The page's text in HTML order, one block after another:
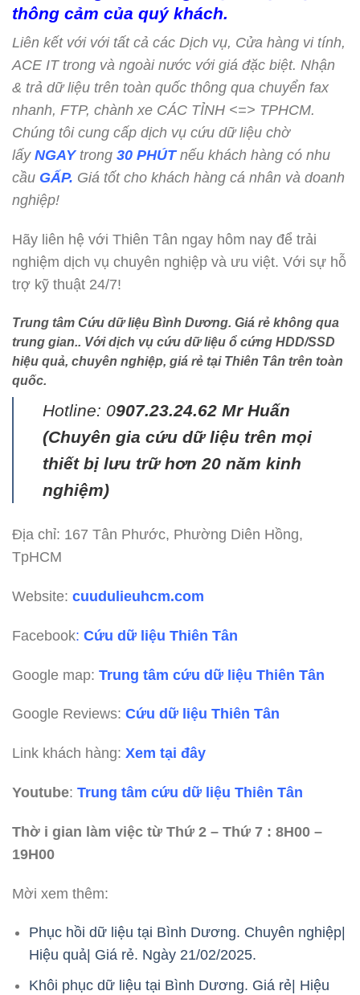
thông cảm của quý khách.
Liên kết với với tất cả các Dịch vụ, Cửa hàng vi tính,
ACE IT trong và ngoài nước với giá đặc biệt. Nhận
& trả dữ liệu trên toàn quốc thông qua chuyển fax
nhanh, FTP, chành xe CÁC TỈNH <=> TPHCM.
Chúng tôi cung cấp dịch vụ cứu dữ liệu chờ
lấy NGAYtrong 30 PHÚTnếu khách hàng có nhu
cầu GẤP. Giá tốt cho khách hàng cá nhân và doanh
nghiệp!
Hãy liên hệ với Thiên Tân ngay hôm nay để trải
nghiệm dịch vụ chuyên nghiệp và ưu việt. Với sự hỗ
trợ kỹ thuật 24/7!
Trung tâm Cứu dữ liệu Bình Dương. Giá rẻ không qua
trung gian.. Với dịch vụ cứu dữ liệu ổ cứng HDD/SSD
hiệu quả, chuyên nghiệp, giá rẻ tại Thiên Tân trên toàn
quốc.
Hotline: 0907.23.24.62 Mr Huấn
(Chuyên gia cứu dữ liệu trên mọi
thiết bị lưu trữ hơn 20 năm kinh
nghiệm)
Địa chỉ: 167 Tân Phước, Phường Diên Hồng,
TpHCM
Website: cuudulieuhcm.com
Facebook: Cứu dữ liệu Thiên Tân
Google map: Trung tâm cứu dữ liệu Thiên Tân
Google Reviews: Cứu dữ liệu Thiên Tân
Link khách hàng: Xem tại đây
Youtube: Trung tâm cứu dữ liệu Thiên Tân
Thờ i gian làm việc từ Thứ 2 – Thứ 7 : 8H00 –
19H00
Mời xem thêm:
Phục hồi dữ liệu tại Bình Dương. Chuyên nghiệp|
Hiệu quả| Giá rẻ. Ngày 21/02/2025.
Khôi phục dữ liệu tại Bình Dương. Giá rẻ| Hiệu